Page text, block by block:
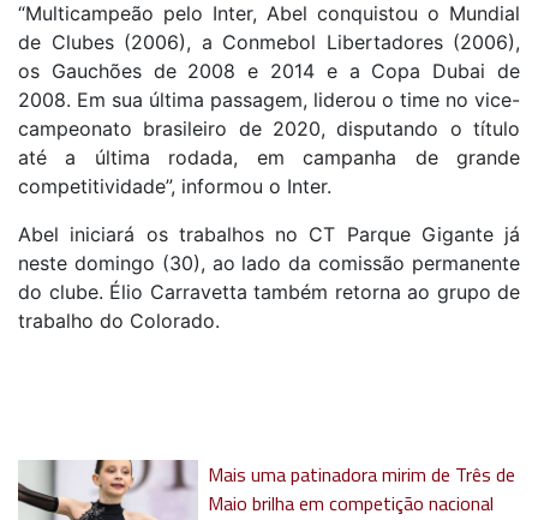
“Multicampeão pelo Inter, Abel conquistou o Mundial
de Clubes (2006), a Conmebol Libertadores (2006),
os Gauchões de 2008 e 2014 e a Copa Dubai de
2008. Em sua última passagem, liderou o time no vice-
campeonato brasileiro de 2020, disputando o título
até a última rodada, em campanha de grande
competitividade”, informou o Inter.
Abel iniciará os trabalhos no CT Parque Gigante já
neste domingo (30), ao lado da comissão permanente
do clube. Élio Carravetta também retorna ao grupo de
trabalho do Colorado.
Mais uma patinadora mirim de Três de
Maio brilha em competição nacional